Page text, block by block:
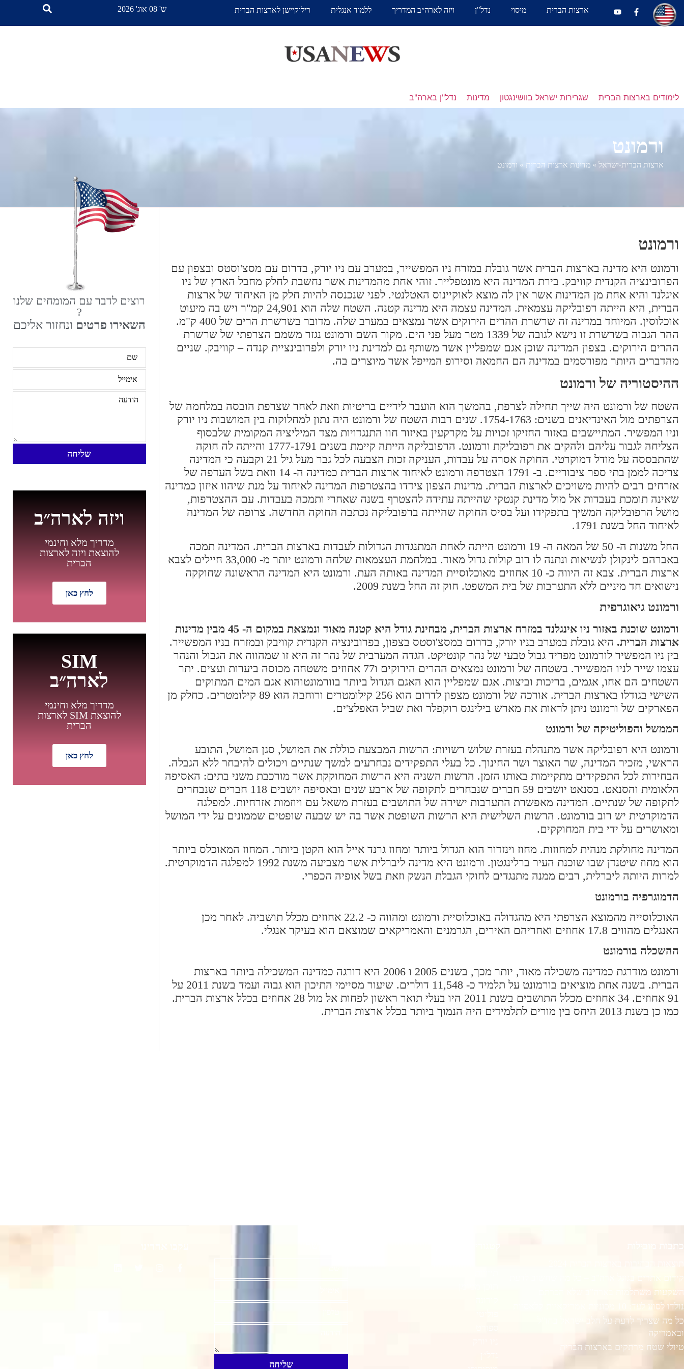
ארצות הברית מיסוי נדל"ן ויזה לארה״ב המדריך ללמוד אנגלית רילוקיישן לארצות הברית ש' 08 אוג' 2026
לימודים בארצות הברית שגרירות ישראל בוושינגטון מדינות נדל"ן בארה"ב
ורמונט
ארצות הברית-ישראל » מדינות ארצות הברית » ורמונט
ורמונט
ורמונט היא מדינה בארצות הברית אשר גובלת במזרח ניו המפשייר, במערב עם ניו יורק, בדרום עם מסצ'וסטס ובצפון עם
הפרובינציה הקנדית קוויבק. בירת המדינה היא מונטפלייר. זוהי אחת מהמדינות אשר נחשבת לחלק מחבל הארץ של ניו
איגלנד והיא אחת מן המדינות אשר אין לה מוצא לאוקיינוס האטלנטי. לפני שנכנסה להיות חלק מן האיחוד של ארצות
הברית, היא הייתה רפובליקה עצמאית. המדינה עצמה היא מדינה קטנה. השטח שלה הוא 24,901 קמ"ר ויש בה מיעוט
אוכלוסין. המיוחד במדינה זה שרשרת ההרים הירוקים אשר נמצאים במערב שלה. מדובר בשרשרת הרים של 400 ק"מ.
ההר הגבוה בשרשרת זו נישא לגובה של 1339 מטר מעל פני הים. מקור השם ורמונט נגזר משמם הצרפתי של שרשרת
ההרים הירוקים. בצפון המדינה שוכן אגם שמפליין אשר משותף גם למדינת ניו יורק ולפרובינציית קנדה – קוויבק. שניים
מהדברים היותר מפורסמים במדינה הם החמאה וסירופ המייפל אשר מיוצרים בה.
ההיסטוריה של ורמונט
השטח של ורמונט היה שייך תחילה לצרפת, בהמשך הוא הועבר לידיים בריטיות וזאת לאחר שצרפת הובסה במלחמה של
הצרפתים מול האינדיאנים בשנים: 1754-1763. שנים רבות השטח של ורמונט היה נתון למחלוקות בין המושבות ניו יורק
וניו המפשיר. המתיישבים באזור החזיקו זכויות על מקרקעין באיזור חוו התנגדויות מצד המיליציה המקומית שלבסוף
הצליחה לגבור עליהם ולהקים את רפובליקת ורמונט. הרפובליקה הייתה קיימת בשנים 1777-1791 והייתה לה חוקה
שהתבססה על מודל דמוקרטי. החוקה אסרה על עבדות, העניקה זכות הצבעה לכל גבר מעל גיל 21 וקבעה כי המדינה
צריכה לממן בתי ספר ציבוריים. ב- 1791 הצטרפה ורמונט לאיחוד ארצות הברית כמדינה ה- 14 וזאת בשל העדפה של
אזרחים רבים להיות משויכים לארצות הברית. מדינות הצפון צידדו בהצטרפות המדינה לאיחוד על מנת שיהוו איזון כמדינה
שאינה תומכת בעבדות אל מול מדינת קנטקי שהייתה עתידה להצטרף בשנה שאחרי ותמכה בעבדות. עם ההצטרפות,
מושל הרפובליקה המשיך בתפקידו ועל בסיס החוקה שהייתה ברפובליקה נכתבה החוקה החדשה. צרופה של המדינה
לאיחוד החל בשנת 1791.
החל משנות ה- 50 של המאה ה- 19 ורמונט הייתה לאחת המתנגדות הגדולות לעבדות בארצות הברית. המדינה תמכה
באברהם לינקולן לנשיאות ונתנה לו רוב קולות גדול מאוד. במלחמת העצמאות שלחה ורמונט יותר מ- 33,000 חיילים לצבא
ארצות הברית. צבא זה היווה כ- 10 אחוזים מאוכלוסיית המדינה באותה העת. ורמונט היא המדינה הראשונה שחוקקה
נישואים חד מיניים ללא התערבות של בית המשפט. חוק זה החל בשנת 2009.
ורמונט גיאוגרפית
ורמונט שוכנת באזור ניו אינגלנד במזרח ארצות הברית, מבחינת גודל היא קטנה מאוד ונמצאת במקום ה- 45 מבין מדינות
ארצות הברית. היא גובלת במערב בניו יורק, בדרום במסצ'וסטס בצפון, בפרובינציה הקנדית קוויבק ובמזרח בניו המפשייר.
בין ניו המפשיר לורמונט מפריד גבול טבעי של נהר קונטיקט. הגדה המערבית של נהר זה היא זו שמהווה את הגבול והנהר
עצמו שייר לניו המפשייר. בשטחה של ורמונט נמצאים ההרים הירוקים ו77 אחוזים משטחה מכוסה ביערות ועצים. יתר
השטחים הם אחו, אגמים, בריכות וביצות. אגם שמפליין הוא האגם הגדול ביותר בוורמונטוהוא אגם המים המתוקים
השישי בגודלו בארצות הברית. אורכה של ורמונט מצפון לדרום הוא 256 קילומטרים ורוחבה הוא 89 קילומטרים. כחלק מן
הפארקים של ורמונט ניתן לראות את מארש בילינגס רוקפלר ואת שביל האפלצ'ים.
הממשל והפוליטיקה של ורמונט
ורמונט היא רפובליקה אשר מתנהלת בעזרת שלוש רשויות: הרשות המבצעת כוללת את המושל, סגן המושל, התובע
הראשי, מזכיר המדינה, שר האוצר ושר החינוך. כל בעלי התפקידים נבחרעים למשך שנתיים ויכולים להיבחר ללא הגבלה.
הבחירות לכל התפקידים מתקיימות באותו הזמן. הרשות השניה היא הרשות המחוקקת אשר מורכבת משני בתים: האסיפה
הלאומית והסנאט. בסנאט יושבים 59 חברים שנבחרים לתקופה של ארבע שנים ובאסיפה יושבים 118 חברים שנבחרים
לתקופה של שנתיים. המדינה מאפשרת התערבות ישירה של התושבים בעזרת משאל עם ויוזמות אזרחיות. למפלגה
הדמוקרטית יש רוב בורמונט. הרשות השלישית היא הרשות השופטת אשר בה יש שבעה שופטים שממונים על ידי המושל
ומאושרים על ידי בית המחוקקים.
המדינה מחולקת מנהית למחוזות. מחוז וינזדור הוא הגדול ביותר ומחוז גרנד אייל הוא הקטן ביותר. המחוז המאוכלס ביותר
הוא מחוז שיטנדן שבו שוכנת העיר ברלינגטון. ורמונט היא מדינה ליברלית אשר מצביעה משנת 1992 למפלגה הדמוקרטית.
למרות היותה ליברלית, רבים ממנה מתנגדים לחוקי הגבלת הנשק וזאת בשל אופיה הכפרי.
הדמוגרפיה בורמונט
האוכלוסייה מהמוצא הצרפתי היא מהגדולה באוכלוסיית ורמונט ומהווה כ- 22.2 אחוזים מכלל תושביה. לאחר מכן
האנגלים מהווים 17.8 אחוזים ואחריהם האירים, הגרמנים והאמריקאים שמוצאם הוא בעיקר אנגלי.
ההשכלה בורמונט
ורמונט מודרגת כמדינה משכילה מאוד, יותר מכך, בשנים 2005 ו 2006 היא דורגה כמדינה המשכילה ביותר בארצות
הברית. בשנה אחת מוציאים בורמונט על תלמיד כ- 11,548 דולרים. שיעור מסיימי התיכון הוא גבוה ועמד בשנת 2011 על
91 אחוזים. 34 אחוזים מכלל התושבים בשנת 2011 היו בעלי תואר ראשון לפחות אל מול 28 אחוזים בכלל ארצות הברית.
כמו כן בשנת 2013 היחס בין מורים לתלמידים היה הנמוך ביותר בכלל ארצות הברית.
רוצים לדבר עם המומחים שלנו
?
השאירו פרטים ונחזור אליכם
שליחה
ויזה לארה״ב
מדריך מלא וחינמי
להוצאת ויזה לארצות
הברית
לחץ כאן
SIM
לארה״ב
מדריך מלא וחינמי
להוצאת SIM לארצות
הברית
לחץ כאן
כתבות מובילות
קידום אתרים בגוגל ארה"ב – כל מה שחשוב לדעת
השקעות משתלמות בארה"ב שלא הכרתם
נולדו לסוע לעד: 10 מכוניות אמריקאיות קלאסיות
כל מה שצריך לדעת על חלב ישראל בחו"ל
ובאמריקה
טיולי שטח מרתקים בארצות הברית
שליחה